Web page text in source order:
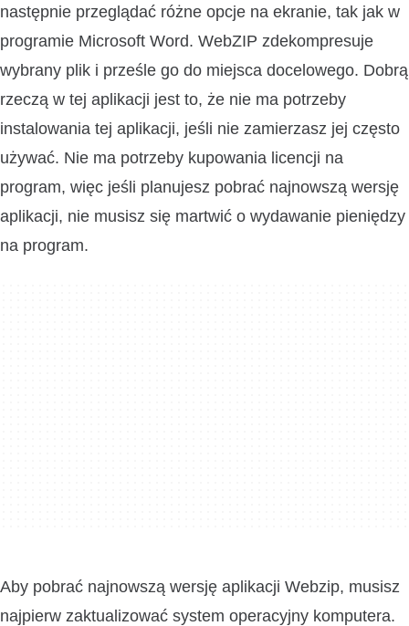
następnie przeglądać różne opcje na ekranie, tak jak w
programie Microsoft Word. WebZIP zdekompresuje
wybrany plik i prześle go do miejsca docelowego. Dobrą
rzeczą w tej aplikacji jest to, że nie ma potrzeby
instalowania tej aplikacji, jeśli nie zamierzasz jej często
używać. Nie ma potrzeby kupowania licencji na
program, więc jeśli planujesz pobrać najnowszą wersję
aplikacji, nie musisz się martwić o wydawanie pieniędzy
na program.
Aby pobrać najnowszą wersję aplikacji Webzip, musisz
najpierw zaktualizować system operacyjny komputera.